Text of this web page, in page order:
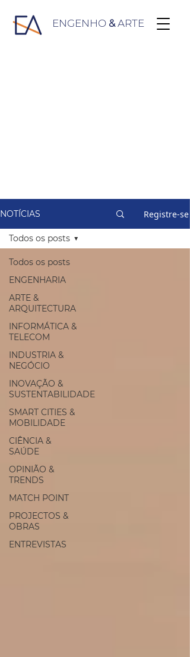
ENGENHO &ARTE
NOTÍCIAS Registre-se
Todos os posts
ENGENHARIA
ARTE &
ARQUITECTURA
INFORMÁTICA &
TELECOM
INDUSTRIA &
NEGÓCIO
INOVAÇÃO &
SUSTENTABILIDADE
SMART CITIES &
MOBILIDADE
CIÊNCIA &
SAÚDE
OPINIÃO &
TRENDS
MATCH POINT
PROJECTOS &
OBRAS
ENTREVISTAS
Todos os posts